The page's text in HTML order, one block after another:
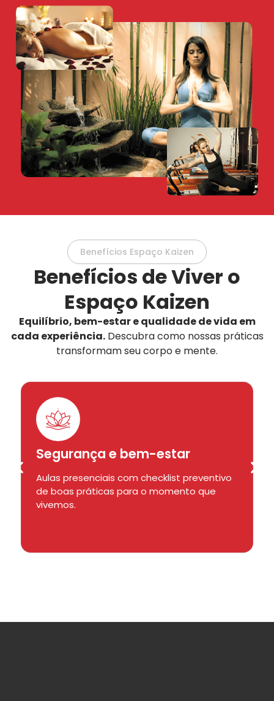
Benefícios Espaço Kaizen
Benefícios de Viver o
Espaço Kaizen
Equilíbrio, bem-estar e qualidade de vida em
cada experiência.Descubra como nossas práticas
transformam seu corpo e mente.
Segurança e bem-estar
Aulas presenciais com checklist preventivo
de boas práticas para o momento que
vivemos.